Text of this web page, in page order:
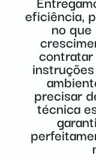
eficiência,
no
precisar
técnica